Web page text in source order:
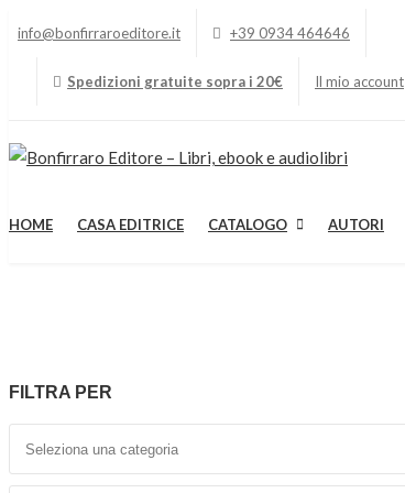
info@bonfirraroeditore.it +39 0934 464646
Spedizioni gratuite sopra i 20€ Il mio account
HOME CASA EDITRICE CATALOGO AUTORI
FILTRA PER